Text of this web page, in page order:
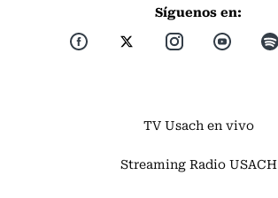
Síguenos en:
TV Usach en vivo
Streaming Radio USACH